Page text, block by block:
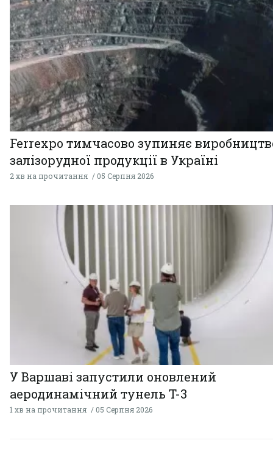
Ferrexpo тимчасово зупиняє
залізорудної продукції в Україні
2 хв на прочитання 05 Серпня 2026
У Варшаві запустили оновлений
аеродинамічний тунель T-3
1 хв на прочитання 05 Серпня 2026